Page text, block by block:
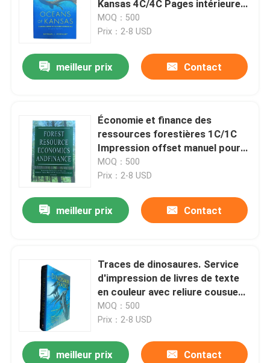
Impression de livres à colorier
Impression de bandes dessinées
Boîtes d'emballage pour cadeaux
Kansas 4C/4C Pages intérieures
avec couverture dure laminée
mate
MOQ：500
Prix：2-8 USD
meilleur prix Contact
Économie et finance des
ressources forestières 1C/1C
Impression offset manuel pour
1000
MOQ：500
Prix：2-8 USD
meilleur prix Contact
Traces de dinosaures. Service
d'impression de livres de texte
en couleur avec reliure cousue
par notre équipe
professionnelle.
MOQ：500
Prix：2-8 USD
meilleur prix Contact